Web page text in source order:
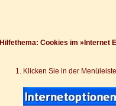
Hilfethema: Cookies im »Internet
Klicken Sie in der